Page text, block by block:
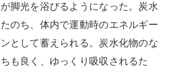
脚光を浴びるようになった。炭水
のち、体内で運動時のエネルギー
として蓄えられる。炭水化物のな
も良く、ゆっくり吸収されるた